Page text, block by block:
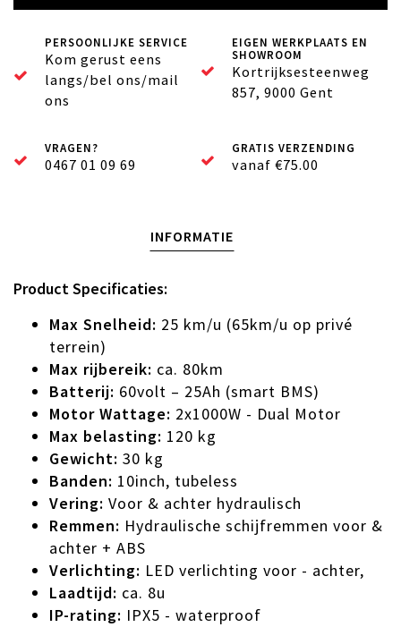
PERSOONLIJKE SERVICE
Kom gerust eens
langs/bel ons/mail
ons
EIGEN WERKPLAATS EN
SHOWROOM
Kortrijksesteenweg
857, 9000 Gent
VRAGEN?
0467 01 09 69
GRATIS VERZENDING
vanaf €75.00
INFORMATIE
Product Specificaties:
Max Snelheid: 25 km/u (65km/u op privé
terrein)
Max rijbereik: ca. 80km
Batterij: 60volt – 25Ah (smart BMS)
Motor Wattage: 2x1000W - Dual Motor
Max belasting: 120 kg
Gewicht: 30 kg
Banden: 10inch, tubeless
Vering: Voor & achter hydraulisch
Remmen: Hydraulische schijfremmen voor &
achter + ABS
Verlichting: LED verlichting voor - achter,
Laadtijd: ca. 8u
IP-rating: IPX5 - waterproof